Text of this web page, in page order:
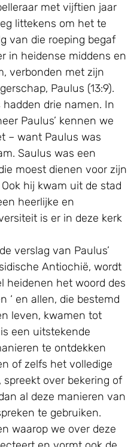
met vijftien jaar
littekens om het te
van die roeping begaf
in heidense middens en
verbonden met zijn
Paulus (13:9).
drie namen. In
Paulus’ kennen we
– want Paulus was
Saulus was een
moest dienen voor zijn
hij kwam uit de stad
heerlijke en
is er in deze kerk
verslag van Paulus’
Antiochië, wordt
heidenen het woord des
‘ en allen, die bestemd
leven, kwamen tot
is een uitstekende
te ontdekken
of zelfs het volledige
spreekt over bekering of
al deze manieren van
te gebruiken.
waarop we over deze